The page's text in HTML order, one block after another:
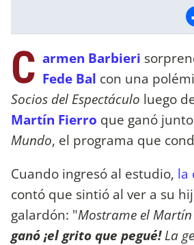
C armen Barbieri
Fede Bal con una
Socios del Espectáculo luego
Martín Fierro que ganó
Mundo, el programa que
Cuando ingresó al estudio, la
contó que sintió al ver a su
galardón: "Mostrame el
ganó ¡el grito que pegué!La